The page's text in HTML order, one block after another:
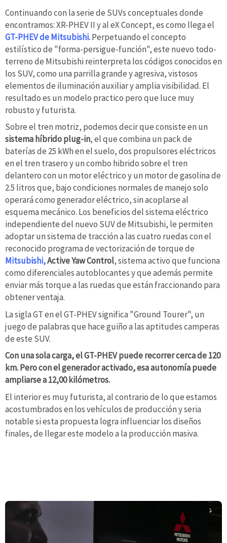
Continuando con la serie de SUVs conceptuales donde
encontramos: XR-PHEV II y al eX Concept, es como llega el
GT-PHEV de Mitsubishi.Perpetuando el concepto
estilístico de "forma-persigue-función", este nuevo todo-
terreno de Mitsubishi reinterpreta los códigos conocidos en
los SUV, como una parrilla grande y agresiva, vistosos
elementos de iluminación auxiliar y amplia visibilidad. El
resultado es un modelo practico pero que luce muy
robusto y futurista.
Sobre el tren motriz, podemos decir que consiste en un
sistema híbrido plug-in, el que combina un pack de
baterías de 25 kWh en el suelo, dos propulsores eléctricos
en el tren trasero y un combo hibrido sobre el tren
delantero con un motor eléctrico y un motor de gasolina de
2.5 litros que, bajo condiciones normales de manejo solo
operará como generador eléctrico, sin acoplarse al
esquema mecánico. Los beneficios del sistema eléctrico
independiente del nuevo SUV de Mitsubishi, le permiten
adoptar un sistema de tracción a las cuatro ruedas con el
reconocido programa de vectorización de torque de
Mitsubishi,Active Yaw Control, sistema activo que funciona
como diferenciales autoblocantes y que además permite
enviar más torque a las ruedas que están fraccionando para
obtener ventaja.
La sigla GT en el GT-PHEV significa "Ground Tourer", un
juego de palabras que hace guiño a las aptitudes camperas
de este SUV.
Con una sola carga, el GT-PHEV puede recorrer cerca de 120
km. Pero con el generador activado, esa autonomía puede
ampliarse a 12,00 kilómetros.
El interior es muy futurista, al contrario de lo que estamos
acostumbrados en los vehículos de producción y seria
notable si esta propuesta logra influenciar los diseños
finales, de llegar este modelo a la producción masiva.